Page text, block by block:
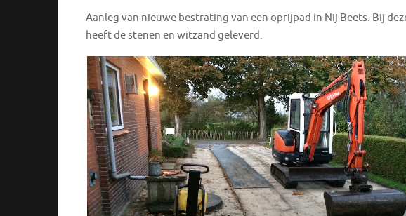
Aanleg van nieuwe bestrating van een oprijpad in Nij Beets. Bij
heeft de stenen en witzand geleverd.